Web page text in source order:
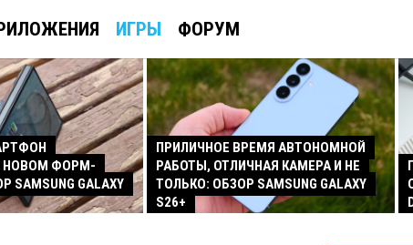
ИГРЫ ФОРУМ
НОВОМ ФОРМ-
GALAXY
ПРИЛИЧНОЕ ВРЕМЯ АВТОНОМНОЙ
РАБОТЫ, ОТЛИЧНАЯ КАМЕРА И НЕ
ТОЛЬКО: ОБЗОР SAMSUNG GALAXY
S26+